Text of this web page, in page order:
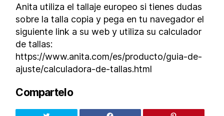
Anita utiliza el tallaje europeo si tienes dudas
sobre la talla copia y pega en tu navegador el
siguiente link a su web y utiliza su calculador
de tallas:
https://www.anita.com/es/producto/guia-de-
ajuste/calculadora-de-tallas.html
Compartelo